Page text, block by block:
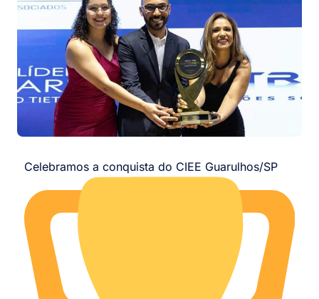
Celebramos a conquista do CIEE Guarulhos/SP